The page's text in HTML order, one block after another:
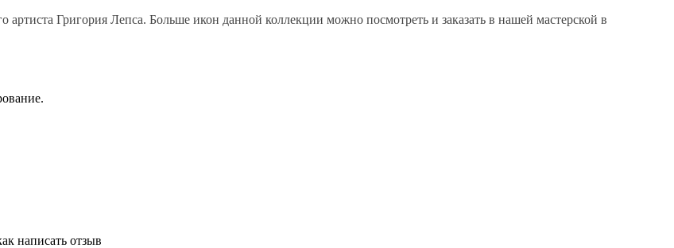
Григория Лепса. Больше икон данной коллекции можно посмотреть и заказать в нашей мастерской в
написать отзыв